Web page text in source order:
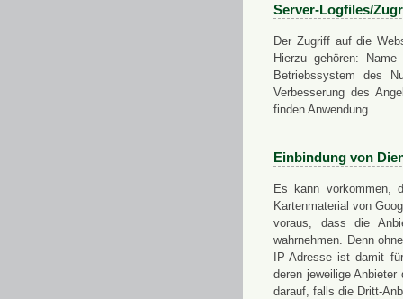
Server-Logfiles/
Der Zugriff auf die
Hierzu gehören:
Betriebssystem des
Verbesserung des
finden Anwendung.
Einbindung von
Es kann vorkommen,
Kartenmaterial von
voraus, dass die
wahrnehmen. Denn
IP-Adresse ist damit
deren jeweilige
darauf, falls die Dritt-